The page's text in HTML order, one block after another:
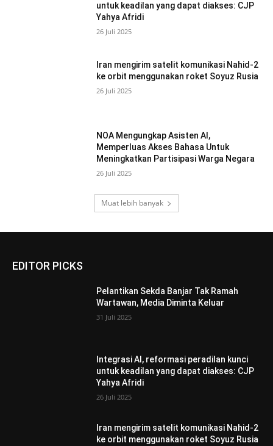
untuk keadilan yang dapat diakses: CJP
Yahya Afridi
26 Juli 2025
Iran mengirim satelit komunikasi Nahid-2
ke orbit menggunakan roket Soyuz Rusia
26 Juli 2025
NOA Mengungkap Asisten AI,
Memperluas Akses Bahasa Untuk
Meningkatkan Partisipasi Warga Negara
26 Juli 2025
Muat lebih banyak
EDITOR PICKS
Pelantikan Sekda Banjar Tak Ramah
Wartawan, Media Diminta Keluar
31 Juli 2025
Integrasi AI, reformasi peradilan kunci
untuk keadilan yang dapat diakses: CJP
Yahya Afridi
26 Juli 2025
Iran mengirim satelit komunikasi Nahid-2
ke orbit menggunakan roket Soyuz Rusia